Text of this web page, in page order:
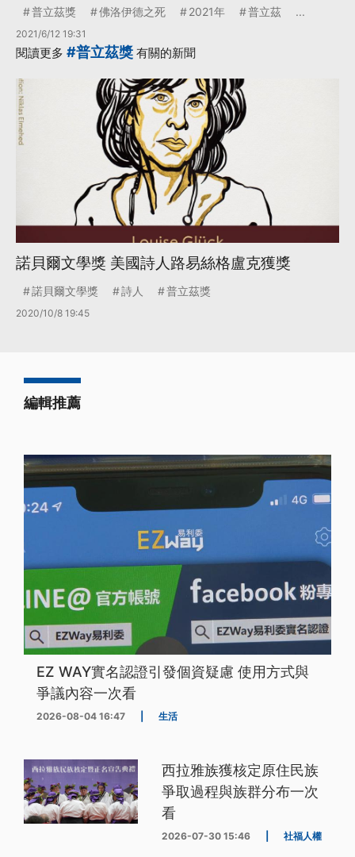
普立茲獎 佛洛伊德之死 2021年 普立茲 ...
2021/6/12 19:31
閱讀更多 #普立茲獎 有關的新聞
諾貝爾文學獎 美國詩人路易絲格盧克獲獎
諾貝爾文學獎 詩人 普立茲獎
2020/10/8 19:45
編輯推薦
EZ WAY實名認證引發個資疑慮 使用方式與
爭議內容一次看
2026-08-04 16:47 生活
西拉雅族獲核定原住民族
爭取過程與族群分布一次
看
2026-07-30 15:46 社福人權